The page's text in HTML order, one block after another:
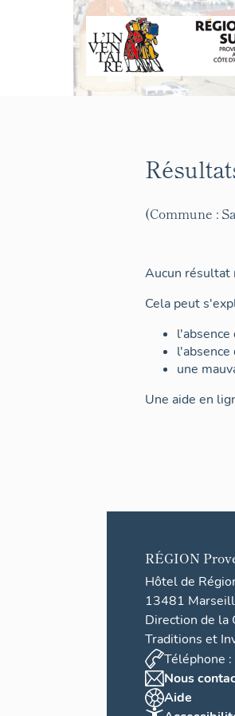
(Commune :
Aucun résultat
Cela peut
une
Une aide en
RÉGION
Hôtel de
13481
Direction de la
Traditions et
Téléphone
Nous
Aide